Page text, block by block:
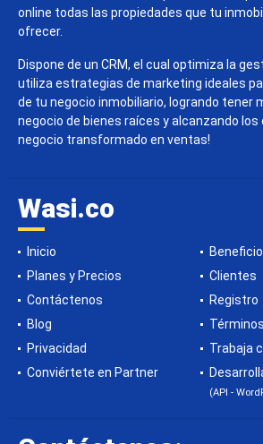
online todas las propiedades que tu
ofrecer.
Dispone de un CRM, el cual optimiza la
utiliza estrategias de marketing ideales
de tu negocio inmobiliario, logrando tener
negocio de bienes raíces y alcanzando
negocio transformado en ventas!
Wasi.co
Inicio
Planes y Precios
Clientes
Contáctenos
Registro
Blog
Privacidad
Trabaja
Conviértete en Partner
(API -